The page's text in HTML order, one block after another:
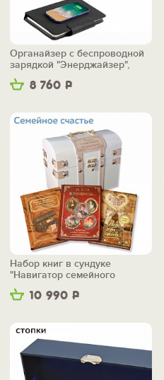
8 760 Р
Органайзер с беспроводной
зарядкой "Энерджайзер",
вер.2
10 990 Р
Набор книг в сундуке
"Навигатор семейного
счастья"